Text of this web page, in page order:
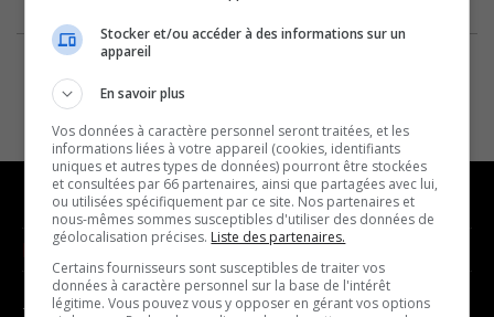
NOUVELLES
- Affaires municipales
MUSIQUE
- Décompte franco
Stocker et/ou accéder à des informations sur un
appareil
En savoir plus
Vos données à caractère personnel seront traitées, et les
informations liées à votre appareil (cookies, identifiants
uniques et autres types de données) pourront être stockées
et consultées par 66 partenaires, ainsi que partagées avec lui,
ou utilisées spécifiquement par ce site. Nos partenaires et
nous-mêmes sommes susceptibles d'utiliser des données de
géolocalisation précises. Liste des partenaires.
Certains fournisseurs sont susceptibles de traiter vos
données à caractère personnel sur la base de l'intérêt
légitime. Vous pouvez vous y opposer en gérant vos options